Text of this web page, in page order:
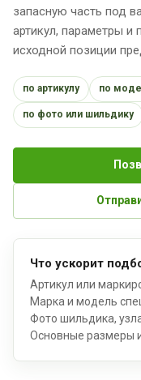
запасную часть под
артикул, параметры и
исходной позиции
по артикулу по
по фото или шильдику
Что ускорит
Артикул или
Марка и модель
Фото шильдика,
Основные размеры